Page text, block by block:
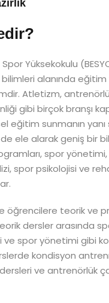
Yüksekokulu
alanında eğitim
Atletizm,
gibi birçok branşı
eğitim sunmanın yanı
ele alarak geniş bir
spor yönetimi,
spor psikolojisi ve
öğrencilere teorik ve
dersler arasında
spor yönetimi gibi
kondisyon
ve antrenörlük